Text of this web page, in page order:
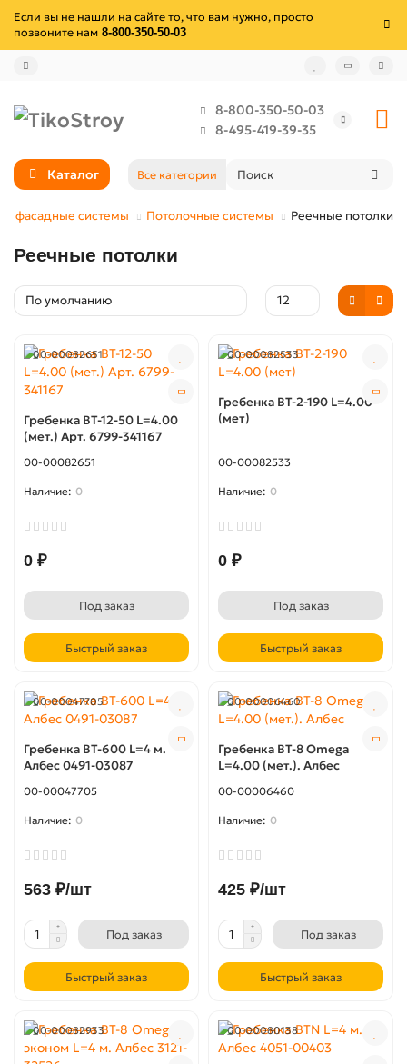
Если вы не нашли на сайте то, что вам нужно, просто
позвоните нам 8-800-350-50-03
8-800-350-50-03
8-495-419-39-35
Каталог Все категории
и фасадные системы Потолочные системы Реечные потолки
Реечные потолки
00-00082651
Гребенка BT-12-50 L=4.00
(мет.) Арт. 6799-341167
00-00082651
0
0 ₽
Под заказ
Быстрый заказ
00-00082533
Гребенка BT-2-190 L=4.00
(мет)
00-00082533
0
0 ₽
Под заказ
Быстрый заказ
00-00047705
Гребенка BT-600 L=4 м.
Албес 0491-03087
00-00047705
0
563 ₽/шт
Под заказ
Быстрый заказ
00-00006460
Гребенка BT-8 Omega
L=4.00 (мет.). Албес
00-00006460
0
425 ₽/шт
Под заказ
Быстрый заказ
00-00082933 00-00080138